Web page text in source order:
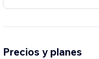
Precios y planes